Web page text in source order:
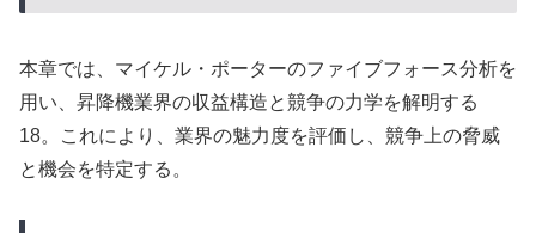
本章では、マイケル・ポーターのファイブフォース分析を
用い、昇降機業界の収益構造と競争の力学を解明する
18。これにより、業界の魅力度を評価し、競争上の脅威
と機会を特定する。